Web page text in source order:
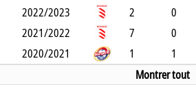
2022/2023 2 0
2021/2022 7 0
2020/2021 1 1
Montrer tout